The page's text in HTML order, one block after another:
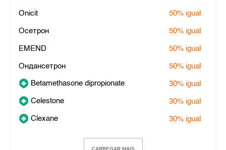
Onicit 50% igual
Осетрон 50% igual
EMEND 50% igual
Ондансетрон 50% igual
Betamethasone dipropionate 30% igual
Celestone 30% igual
Clexane 30% igual
CARREGAR MAIS